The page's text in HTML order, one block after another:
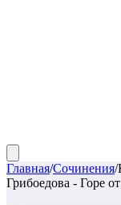
Главная/Сочинения/
Грибоедова - Горе